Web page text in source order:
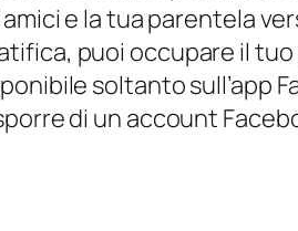
e la tua parentela
puoi occupare il
soltanto sull’app
di un account